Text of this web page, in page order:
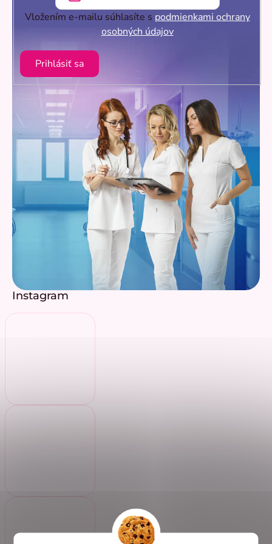
Vložením e-mailu súhlasíte s podmienkami ochrany
osobných údajov
Prihlásiť sa
Instagram